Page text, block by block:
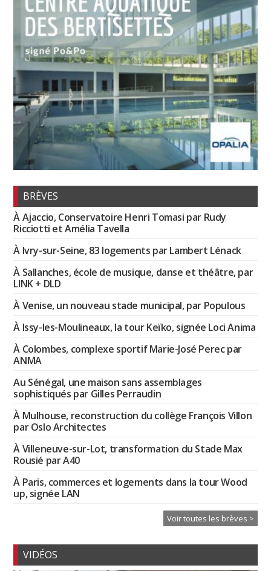
BRÈVES
À Ajaccio, Conservatoire Henri Tomasi par Rudy
Ricciotti et Amélia Tavella
À Ivry-sur-Seine, 83 logements par Lambert Lénack
À Sallanches, école de musique, danse et théâtre, par
LINK + DLD
À Venise, un nouveau stade municipal, par Populous
À Issy-les-Moulineaux, la tour Keïko, signée Loci Anima
À Colombes, complexe sportif Marie-José Perec par
ANMA
Au Sénégal, une maison sans assemblages
sophistiqués par Gilles Perraudin
À Mulhouse, reconstruction du collège François Villon
par Oslo Architectes
À Villeneuve-sur-Lot, transformation du Stade Max
Rousié par A40
À Paris, commerces et logements dans la tour Wood
up, signée LAN
Voir toutes les brèves >
VIDÉOS